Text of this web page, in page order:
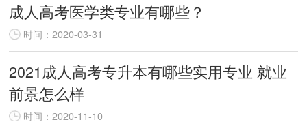
成人高考医学类专业有哪些？
时间：2020-03-31
2021成人高考专升本有哪些实用专业 就业
前景怎么样
时间：2020-11-10